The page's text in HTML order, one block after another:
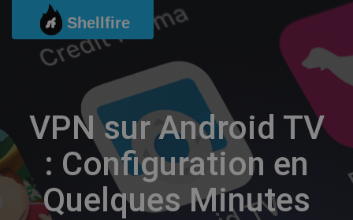
Shellfire
contenu
VPN sur Android TV
: Configuration en
Quelques Minutes